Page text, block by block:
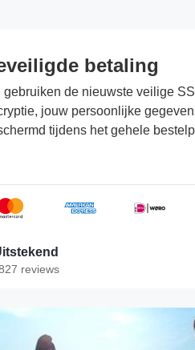
betaling
gebruiken de nieuwste veilige
jouw persoonlijke
tijdens het gehele
reviews